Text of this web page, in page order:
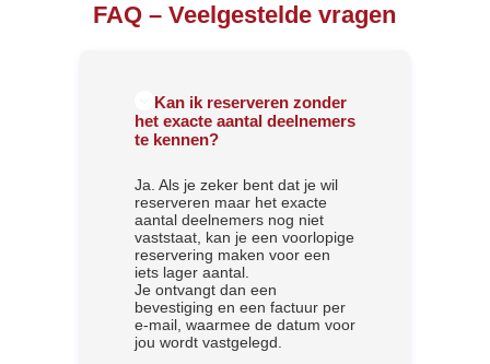
FAQ – Veelgestelde vragen
Kan ik reserveren zonder
het exacte aantal deelnemers
te kennen?
Ja. Als je zeker bent dat je wil
reserveren maar het exacte
aantal deelnemers nog niet
vaststaat, kan je een voorlopige
reservering maken voor een
iets lager aantal.
Je ontvangt dan een
bevestiging en een factuur per
e-mail, waarmee de datum voor
jou wordt vastgelegd.